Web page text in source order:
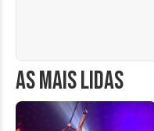
AS MAIS LIDAS